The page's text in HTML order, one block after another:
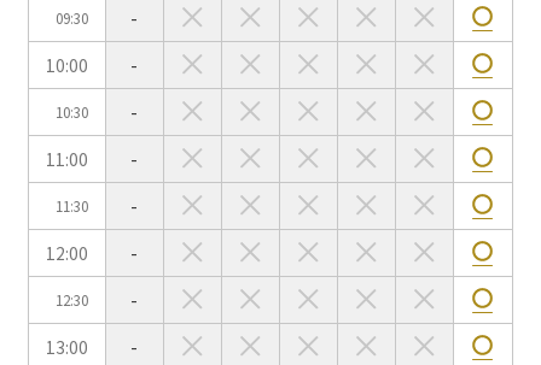
09:30
-
10:00
-
10:30
-
11:00
-
11:30
-
12:00
-
12:30
-
13:00
-
会場の種類
イベントホール 会議室
こだわり条件 ※複数選択可能
特長で選ぶ